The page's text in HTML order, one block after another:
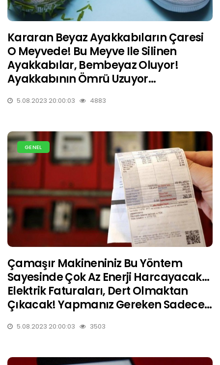
Kararan Beyaz Ayakkabıların Çaresi
O Meyvede! Bu Meyve Ile Silinen
Ayakkabılar, Bembeyaz Oluyor!
Ayakkabının Ömrü Uzuyor…
5.08.2023 20:00:03 4883
GENEL
Çamaşır Makineniniz Bu Yöntem
Sayesinde Çok Az Enerji Harcayacak…
Elektrik Faturaları, Dert Olmaktan
Çıkacak! Yapmanız Gereken Sadece…
5.08.2023 20:00:03 3503